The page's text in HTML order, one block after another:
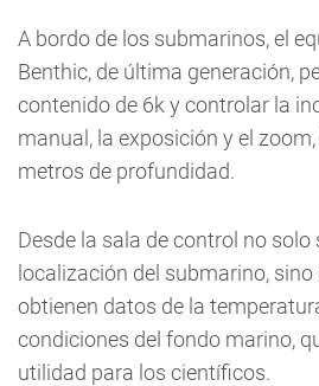
A bordo de los submarinos, el
Benthic, de última generación,
contenido de 6k y controlar la
manual, la exposición y el
metros de profundidad.
Desde la sala de control no solo
localización del submarino,
obtienen datos de la
condiciones del fondo marino,
utilidad para los científicos.